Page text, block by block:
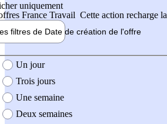
uniquement
France Travail Cette action recharge
filtres de Date de création de l'offre
création de l'offre
Un jour
Trois jours
Une semaine
Deux semaines